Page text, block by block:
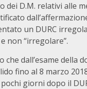
dei D.M. relativi alle
un DURC
non “irregolare”.
dall’esame della
fino al 8 marzo
giorni dopo il